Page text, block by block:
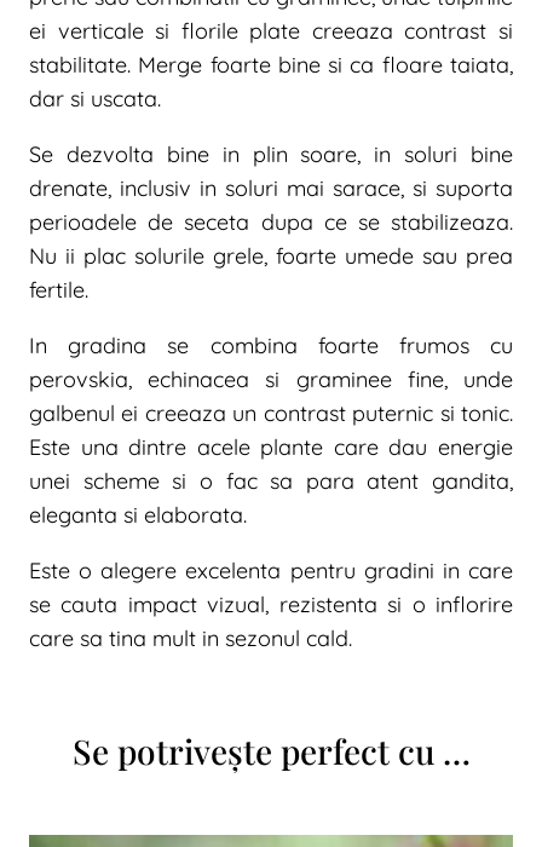
ei verticale si florile plate creeaza contrast si
stabilitate. Merge foarte bine si ca floare taiata,
dar si uscata.
Se dezvolta bine in plin soare, in soluri bine
drenate, inclusiv in soluri mai sarace, si suporta
perioadele de seceta dupa ce se stabilizeaza.
Nu ii plac solurile grele, foarte umede sau prea
fertile.
In gradina se combina foarte frumos cu
perovskia, echinacea si graminee fine, unde
galbenul ei creeaza un contrast puternic si tonic.
Este una dintre acele plante care dau energie
unei scheme si o fac sa para atent gandita,
eleganta si elaborata.
Este o alegere excelenta pentru gradini in care
se cauta impact vizual, rezistenta si o inflorire
care sa tina mult in sezonul cald.
Se potrivește perfect cu …